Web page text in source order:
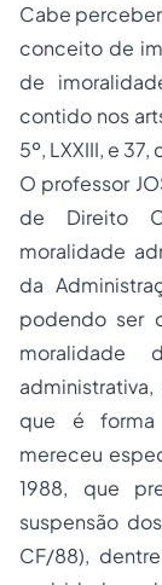
Cabe
conceito de
de
contido nos
5º, LXXIII, e 37,
O professor
de Direito
moralidade
da
podendo ser
moralidade
que é forma
mereceu
1988, que
suspensão
CF/88),